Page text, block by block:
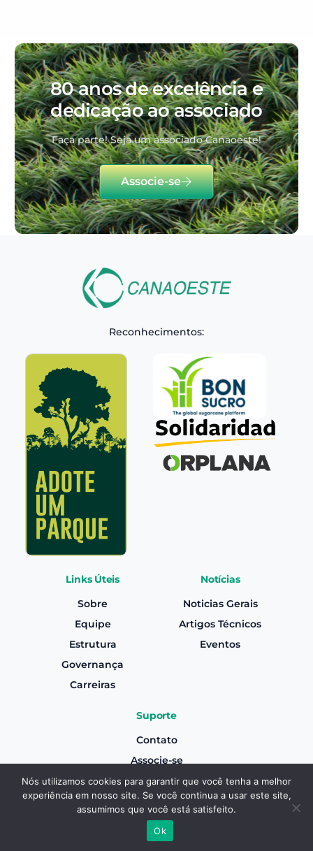
80 anos de excelência e
dedicação ao associado
Faça parte! Seja um associado Canaoeste!
Associe-se
Reconhecimentos:
Links Úteis
Sobre
Equipe
Estrutura
Governança
Carreiras
Notícias
Noticias Gerais
Artigos Técnicos
Eventos
Suporte
Contato
Associe-se
Canal de Denúncias
Termos e Condições Gerais de Uso
Aviso de Privacidade
Associe-se
Nós utilizamos cookies para garantir que você tenha a melhor
experiência em nosso site. Se você continua a usar este site,
assumimos que você está satisfeito.
Ok